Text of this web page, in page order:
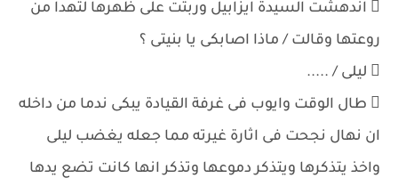
 اندهشت السيدة ايزابيل وربتت على ظهرها لتهدا من
روعتها وقالت / ماذا اصابكى يا بنيتى ؟
 ليلى / .....
 طال الوقت وايوب فى غرفة القيادة يبكى ندما من داخله
ان نهال نجحت فى اثارة غيرته مما جعله يغضب ليلى
واخذ يتذكرها ويتذكر دموعها وتذكر انها كانت تضع يدها